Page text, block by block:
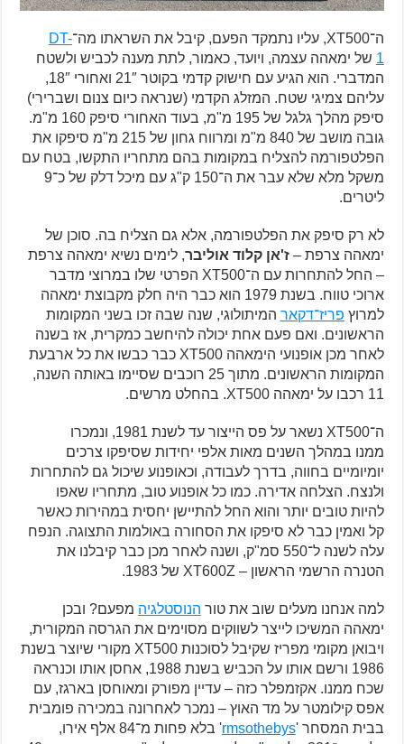
ה־XT500, עליו נתמקד הפעם, קיבל את השראתו מה־
DT-
1 של ימאהה עצמה, ויועד, כאמור, לתת מענה לכביש ולשטח
המדברי. הוא הגיע עם חישוק קדמי בקוטר 21″ ואחורי 18″,
עליהם צמיגי שטח. המזלג הקדמי (שנראה כיום צנום ושברירי)
סיפק מהלך גלגל של 195 מ"מ, בעוד האחורי סיפק 160 מ"מ.
גובה מושב של 840 מ"מ ומרווח גחון של 215 מ"מ סיפקו את
הפלטפורמה להצליח במקומות בהם מתחריו התקשו, בטח עם
משקל מלא שלא עבר את ה־150 ק"ג עם מיכל דלק של כ־9
ליטרים.
לא רק סיפק את הפלטפורמה, אלא גם הצליח בה. סוכן של
ימאהה צרפת –ז'אן קלוד אוליבר, לימים נשיא ימאהה צרפת
– החל להתחרות עם ה־XT500 הפרטי שלו במרוצי מדבר
ארוכי טווח. בשנת 1979 הוא כבר היה חלק מקבוצת ימאהה
למרוץ פריז־דקאר המיתולוגי, שנה שבה זכו בשני המקומות
הראשונים. ואם פעם אחת יכולה להיחשב כמקרית, אז בשנה
לאחר מכן אופנועי הימאהה XT500 כבר כבשו את כל ארבעת
המקומות הראשונים. מתוך 25 רוכבים שסיימו באותה השנה,
11 רכבו על ימאהה XT500. בהחלט מרשים.
ה־XT500 נשאר על פס הייצור עד לשנת 1981, ונמכרו
ממנו במהלך השנים מאות אלפי יחידות שסיפקו צרכים
יומיומיים בחווה, בדרך לעבודה, וכאופנוע שיכול גם להתחרות
ולנצח. הצלחה אדירה. כמו כל אופנוע טוב, מתחריו שאפו
להיות טובים יותר והוא החל להתיישן יחסית במהירות כאשר
קל ואמין כבר לא סיפקו את הסחורה באולמות התצוגה. הנפח
עלה לשנה ל־550 סמ"ק, ושנה לאחר מכן כבר קיבלנו את
הטנרה הרשמי הראשון – XT600Z של 1983.
למה אנחנו מעלים שוב את טור הנוסטלגיה מפעם? ובכן
ימאהה המשיכו לייצר לשווקים מסוימים את הגרסה המקורית,
ויבואן מקומי מפריז שקיבל לסוכנות XT500 מקורי שיוצר בשנת
1986 ורשם אותו על הכביש בשנת 1988, אחסן אותו וכנראה
שכח ממנו. אקזמפלר כזה – עדיין מפורק ומאוחסן בארגז, עם
אפס קילומטר על מד האוץ – נמכר לאחרונה במכירה פומבית
בבית המסחר 'rmsothebys
' בלא פחות מ־84 אלף אירו,